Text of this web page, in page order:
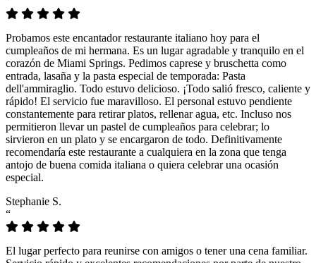
Probamos este encantador restaurante italiano hoy para el
cumpleaños de mi hermana. Es un lugar agradable y tranquilo en el
corazón de Miami Springs. Pedimos caprese y bruschetta como
entrada, lasaña y la pasta especial de temporada: Pasta
dell'ammiraglio. Todo estuvo delicioso. ¡Todo salió fresco, caliente y
rápido! El servicio fue maravilloso. El personal estuvo pendiente
constantemente para retirar platos, rellenar agua, etc. Incluso nos
permitieron llevar un pastel de cumpleaños para celebrar; lo
sirvieron en un plato y se encargaron de todo. Definitivamente
recomendaría este restaurante a cualquiera en la zona que tenga
antojo de buena comida italiana o quiera celebrar una ocasión
especial.
Stephanie S.
“
El lugar perfecto para reunirse con amigos o tener una cena familiar.